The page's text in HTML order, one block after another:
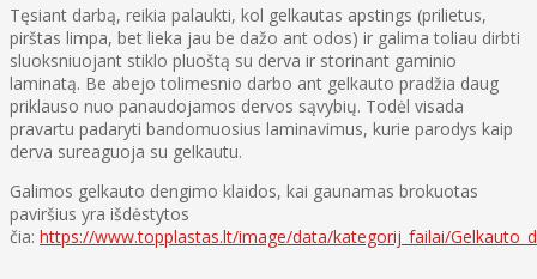
Tęsiant darbą, reikia palaukti, kol gelkautas apstings (prilietus,
pirštas limpa, bet lieka jau be dažo ant odos) ir galima toliau dirbti
sluoksniuojant stiklo pluoštą su derva ir storinant gaminio
laminatą. Be abejo tolimesnio darbo ant gelkauto pradžia daug
priklauso nuo panaudojamos dervos sąvybių. Todėl visada
pravartu padaryti bandomuosius laminavimus, kurie parodys kaip
derva sureaguoja su gelkautu.
Galimos gelkauto dengimo klaidos, kai gaunamas brokuotas
paviršius yra išdėstytos
čia: https://www.topplastas.lt/image/data/kategorij_failai/